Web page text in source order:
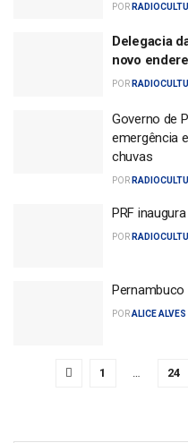
POR
Delegacia
novo
POR
Governo de
emergência
chuvas
POR
PRF
POR
Pernambuco
PORALICE ALVES
1 24